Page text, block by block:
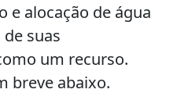
e alocação de água
suas
um recurso.
breve abaixo.